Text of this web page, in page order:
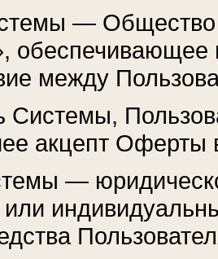
— Общество
обеспечивающее
между
Системы,
акцепт Оферты
—
или